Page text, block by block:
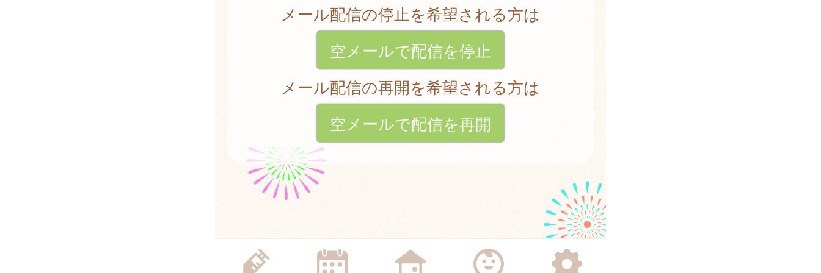
メール配信の停止を希望される方は
空メールで配信を停止
メール配信の再開を希望される方は
空メールで配信を再開